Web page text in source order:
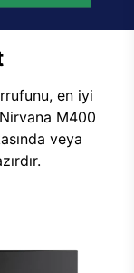
en iyi
M400
veya